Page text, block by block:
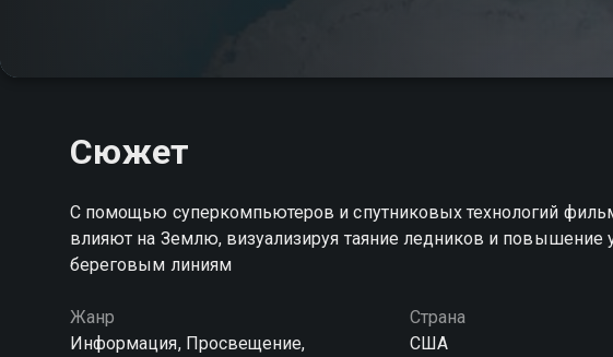
Сюжет
С помощью суперкомпьютеров и спутниковых технологий
влияют на Землю, визуализируя таяние ледников и повышение
береговым линиям
Жанр
Информация, Просвещение,
Страна
США